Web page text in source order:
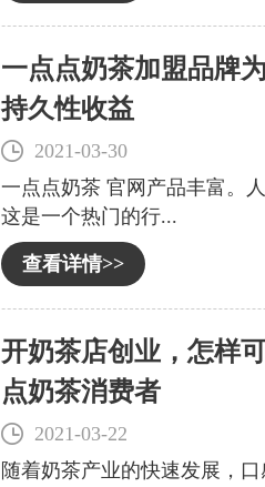
一点点奶茶加盟品牌
持久性收益
2021-03-30
一点点奶茶 官网产品丰富。
这是一个热门的行...
查看详情>>
开奶茶店创业，怎样
点奶茶消费者
2021-03-22
随着奶茶产业的快速发展，